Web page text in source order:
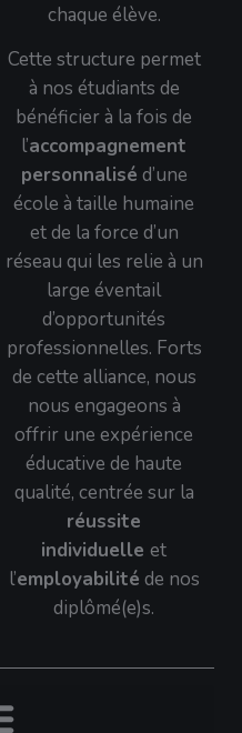
chaque élève.
Cette structure permet
à nos étudiants de
bénéficier à la fois de
l’accompagnement
personnalisé d’une
école à taille humaine
et de la force d’un
réseau qui les relie à un
large éventail
d’opportunités
professionnelles. Forts
de cette alliance, nous
nous engageons à
offrir une expérience
éducative de haute
qualité, centrée sur la
réussite
individuelle et
l’employabilité de nos
diplômé(e)s.